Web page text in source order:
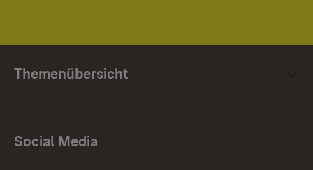
Themenübersicht
Social Media